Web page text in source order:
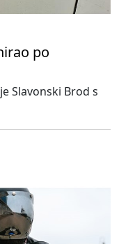
po
Slavonski Brod s